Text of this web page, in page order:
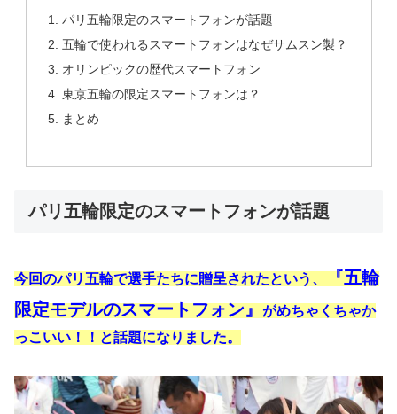
パリ五輪限定のスマートフォンが話題
五輪で使われるスマートフォンはなぜサムスン製？
オリンピックの歴代スマートフォン
東京五輪の限定スマートフォンは？
まとめ
パリ五輪限定のスマートフォンが話題
今回のパリ五輪で選手たちに贈呈されたという、 『五輪
限定モデルのスマートフォン』がめちゃくちゃか
っこいい！！と話題になりました。